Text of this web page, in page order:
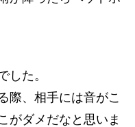
した。
際、相手には音がこ
がダメだなと思いま